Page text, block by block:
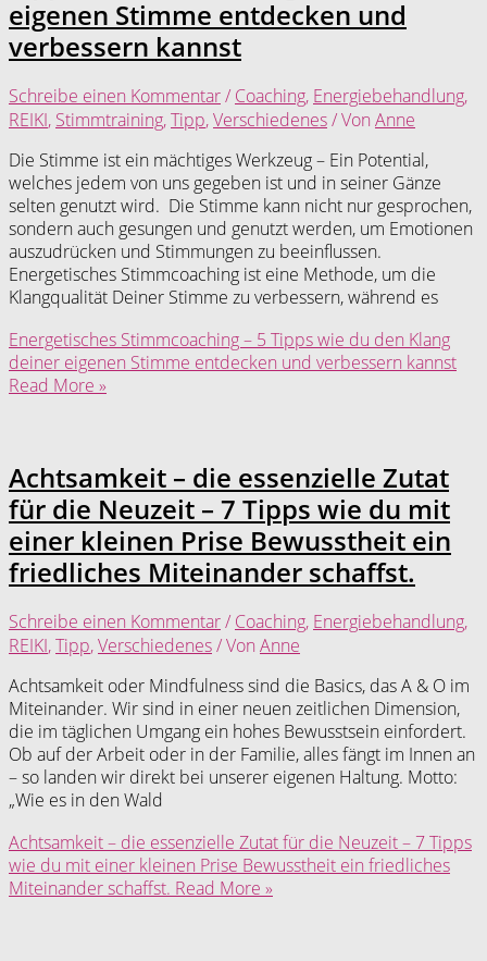
eigenen Stimme entdecken und
verbessern kannst
Schreibe einen Kommentar/ Coaching, Energiebehandlung,
REIKI, Stimmtraining,Tipp,Verschiedenes/ Von Anne
Die Stimme ist ein mächtiges Werkzeug – Ein Potential,
welches jedem von uns gegeben ist und in seiner Gänze
selten genutzt wird. Die Stimme kann nicht nur gesprochen,
sondern auch gesungen und genutzt werden, um Emotionen
auszudrücken und Stimmungen zu beeinflussen.
Energetisches Stimmcoaching ist eine Methode, um die
Klangqualität Deiner Stimme zu verbessern, während es
Energetisches Stimmcoaching – 5 Tipps wie du den Klang
deiner eigenen Stimme entdecken und verbessern kannst
Read More »
Achtsamkeit – die essenzielle Zutat
für die Neuzeit – 7 Tipps wie du mit
einer kleinen Prise Bewusstheit ein
friedliches Miteinander schaffst.
Schreibe einen Kommentar/ Coaching, Energiebehandlung,
REIKI,Tipp,Verschiedenes/ Von Anne
Achtsamkeit oder Mindfulness sind die Basics, das A & O im
Miteinander. Wir sind in einer neuen zeitlichen Dimension,
die im täglichen Umgang ein hohes Bewusstsein einfordert.
Ob auf der Arbeit oder in der Familie, alles fängt im Innen an
– so landen wir direkt bei unserer eigenen Haltung. Motto:
„Wie es in den Wald
Achtsamkeit – die essenzielle Zutat für die Neuzeit – 7 Tipps
wie du mit einer kleinen Prise Bewusstheit ein friedliches
Miteinander schaffst. Read More »